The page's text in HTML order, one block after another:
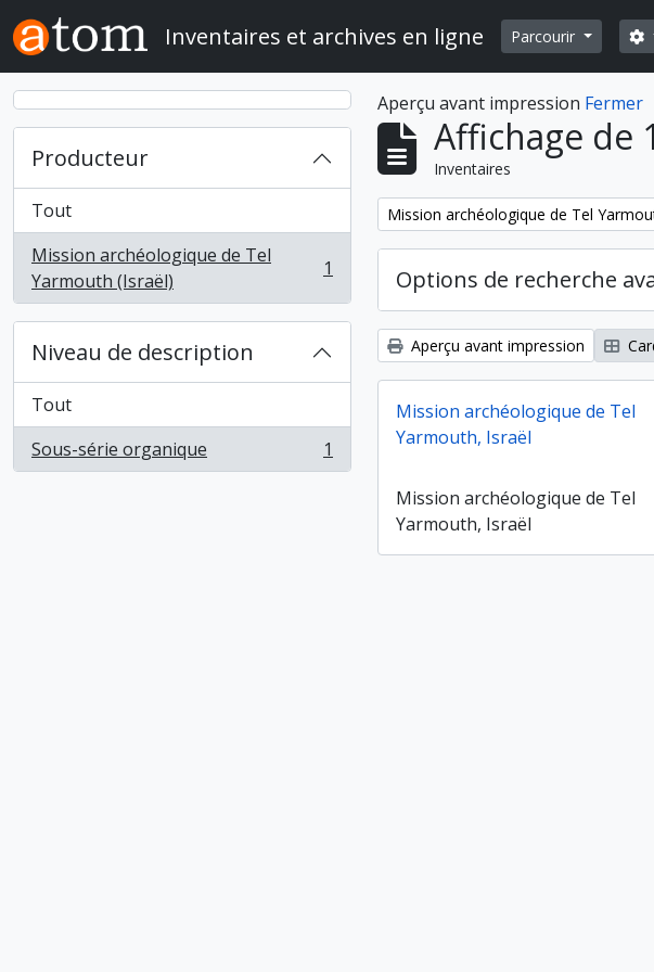
Skip to main content
Inventaires et archives en ligne Parcourir
Producteur
Tout
Mission archéologique de Tel
Yarmouth (Israël)
, 1 résultats 1
Niveau de description
Tout
Sous-série organique
, 1 résultats 1
Aperçu avant impression Fermer
Affichage de
Inventaires
Remove filter:
Mission archéologique de Tel
Options de recherche
Aperçu avant impression
Mission archéologique de Tel
Yarmouth, Israël
Mission archéologique de Tel
Yarmouth, Israël